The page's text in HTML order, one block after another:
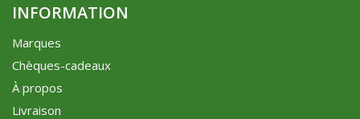
INFORMATION
Marques
Chèques-cadeaux
À propos
Livraison